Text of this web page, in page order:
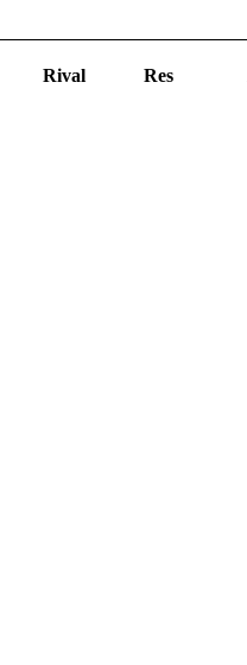
Rival Res